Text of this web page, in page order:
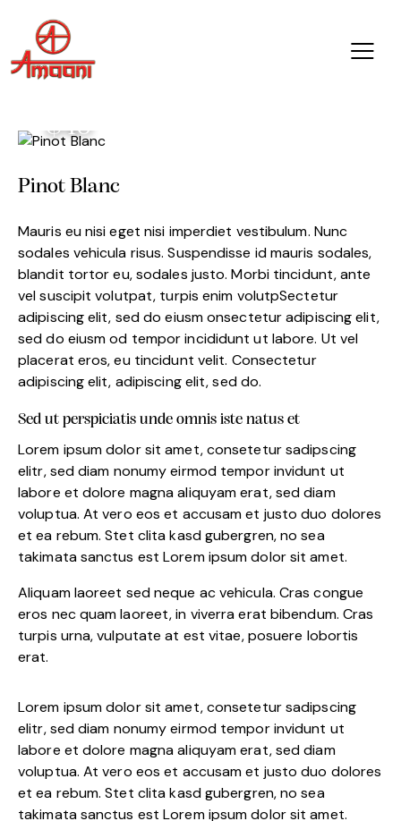
$40
Pinot Blanc
Mauris eu nisi eget nisi imperdiet vestibulum. Nunc
sodales vehicula risus. Suspendisse id mauris sodales,
blandit tortor eu, sodales justo. Morbi tincidunt, ante
vel suscipit volutpat, turpis enim volutpSectetur
adipiscing elit, sed do eiusm onsectetur adipiscing elit,
sed do eiusm od tempor incididunt ut labore. Ut vel
placerat eros, eu tincidunt velit. Consectetur
adipiscing elit, adipiscing elit, sed do.
Sed ut perspiciatis unde omnis iste natus et
Lorem ipsum dolor sit amet, consetetur sadipscing
elitr, sed diam nonumy eirmod tempor invidunt ut
labore et dolore magna aliquyam erat, sed diam
voluptua. At vero eos et accusam et justo duo dolores
et ea rebum. Stet clita kasd gubergren, no sea
takimata sanctus est Lorem ipsum dolor sit amet.
Aliquam laoreet sed neque ac vehicula. Cras congue
eros nec quam laoreet, in viverra erat bibendum. Cras
turpis urna, vulputate at est vitae, posuere lobortis
erat.
Lorem ipsum dolor sit amet, consetetur sadipscing
elitr, sed diam nonumy eirmod tempor invidunt ut
labore et dolore magna aliquyam erat, sed diam
voluptua. At vero eos et accusam et justo duo dolores
et ea rebum. Stet clita kasd gubergren, no sea
takimata sanctus est Lorem ipsum dolor sit amet.